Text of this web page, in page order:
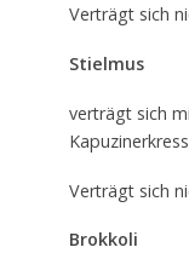
Verträgt sich
Stielmus
verträgt sich
Verträgt sich
Brokkoli